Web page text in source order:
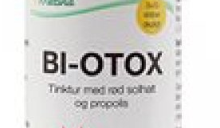
Vitality Cream m. havtorn 30 ml.
149,95 kr.